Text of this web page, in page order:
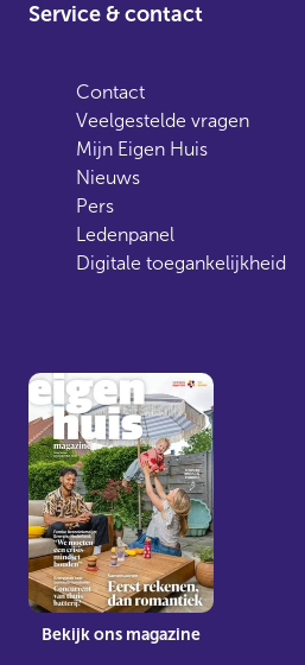
Service & contact
Contact
Veelgestelde vragen
Mijn Eigen Huis
Nieuws
Pers
Ledenpanel
Digitale toegankelijkheid
Bekijk ons magazine